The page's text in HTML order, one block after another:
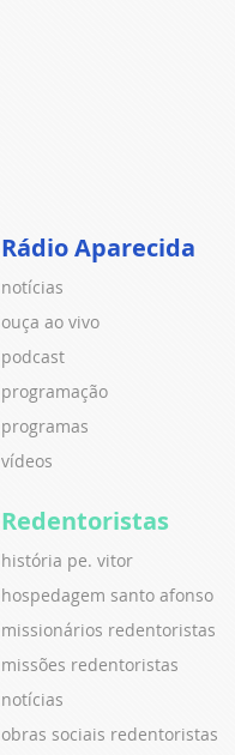
Rádio Aparecida
notícias
ouça ao vivo
podcast
programação
programas
vídeos
Redentoristas
história pe. vitor
hospedagem santo afonso
missionários redentoristas
missões redentoristas
notícias
obras sociais redentoristas